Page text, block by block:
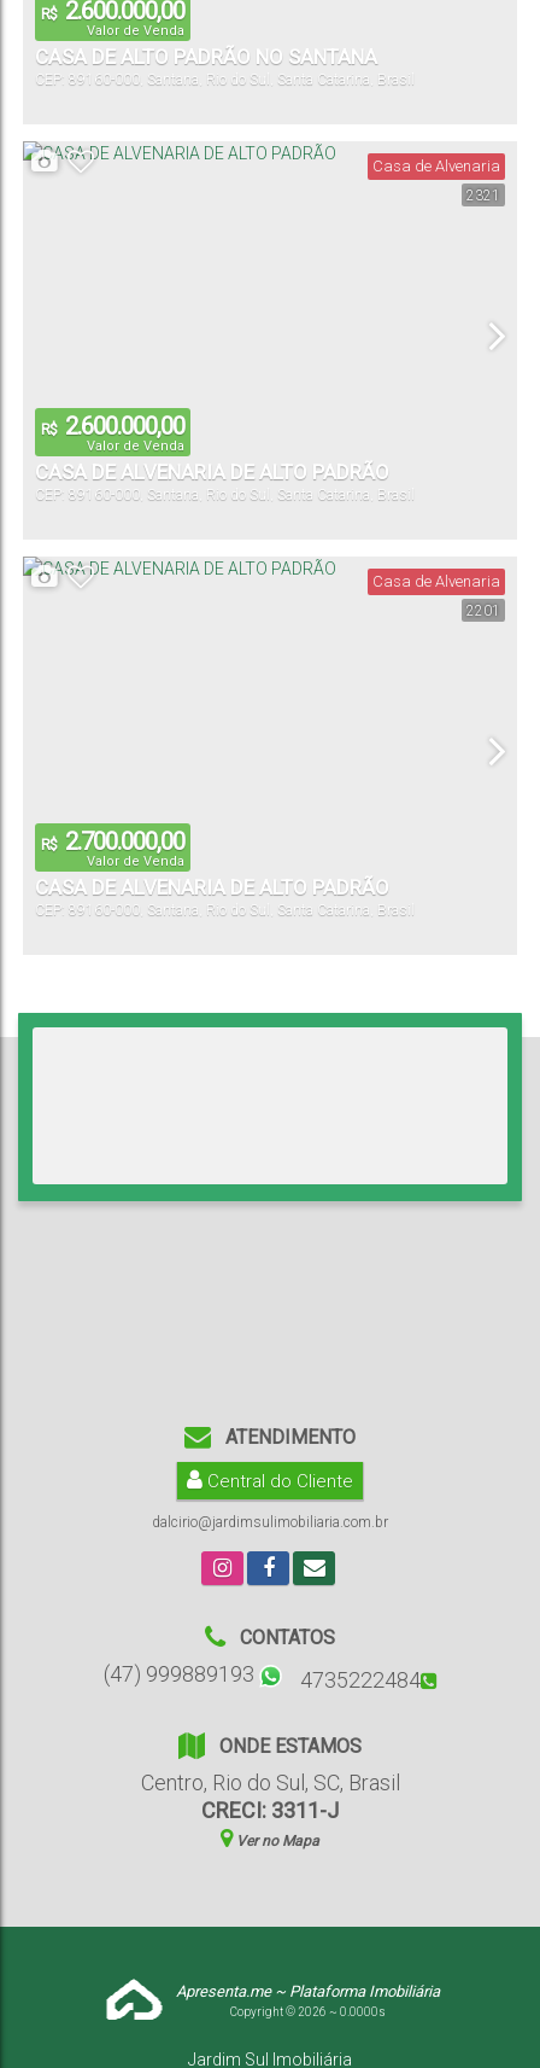
R$ 2.600.000,00
Valor de Venda
CASA DE ALTO PADRÃO NO SANTANA
CEP: 89160-000 Santana Rio do Sul Santa Catarina Brasil
2321
Casa de Alvenaria
R$ 2.600.000,00
Valor de Venda
CASA DE ALVENARIA DE ALTO PADRÃO
CEP: 89160-000 Santana Rio do Sul Santa Catarina Brasil
2201
Casa de Alvenaria
R$ 2.700.000,00
Valor de Venda
CASA DE ALVENARIA DE ALTO PADRÃO
CEP: 89160-000 Santana Rio do Sul Santa Catarina Brasil
ATENDIMENTO
Central do Cliente
dalcirio@jardimsulimobiliaria.com.br
CONTATOS
(47) 999889193 4735222484
ONDE ESTAMOS
Centro, Rio do Sul , SC, Brasil
CRECI: 3311-J
Ver no Mapa
Apresenta.me ~ Plataforma Imobiliária
Copyright © 2026 ~ 0.0000s
Jardim Sul Imobiliária